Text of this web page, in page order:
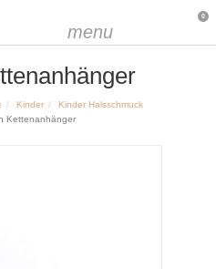
menu
0
Kinder
Kinder Halsschmuck
Kettenanhänger